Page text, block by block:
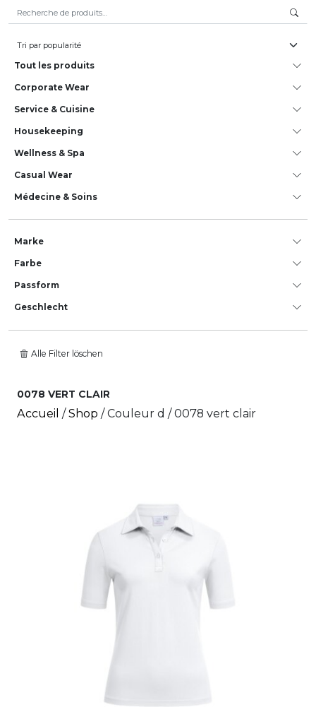
Tout les produits
Corporate Wear
Service & Cuisine
House­keeping
Wellness & Spa
Casual Wear
Médecine & Soins
Marke
Farbe
Passform
Geschlecht
Alle Filter löschen
0078 VERT CLAIR
Accueil /Shop / Couleur d / 0078 vert clair